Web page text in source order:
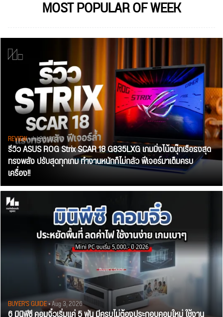
MOST POPULAR OF WEEK
REVIEW• Jul 28, 2026
รีวิว ASUS ROG Strix SCAR 18 G835LXG เกมมิ่งโน้ตบุ๊กเรือธงสุด
ทรงพลัง ปรับสุดทุกเกม ทำงานหนักก็ไม่กลัว ฟีเจอร์มาเต็มครบ
เครื่อง!!
BUYER'S GUIDE• Aug 3, 2026